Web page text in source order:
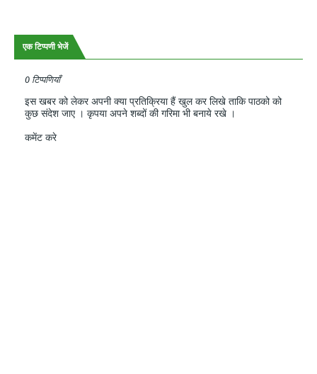
एक टिप्पणी भेजें
0 टिप्पणियाँ
इस खबर को लेकर अपनी क्या प्रतिक्रिया हैं खुल कर लिखे ताकि पाठको को
कुछ संदेश जाए । कृपया अपने शब्दों की गरिमा भी बनाये रखे ।
कमेंट करे